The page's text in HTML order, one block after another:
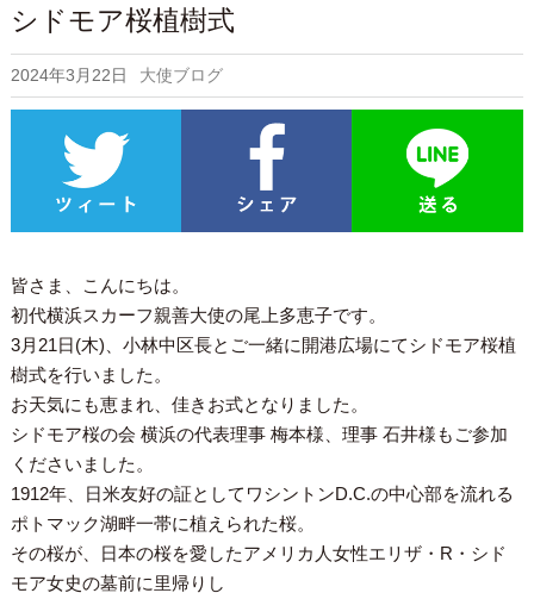
シドモア桜植樹式
2024年3月22日 大使ブログ
皆さま、こんにちは。
初代横浜スカーフ親善大使の尾上多恵子です。
3月21日(木)、小林中区長とご一緒に開港広場にてシドモア桜植
樹式を行いました。
お天気にも恵まれ、佳きお式となりました。
シドモア桜の会 横浜の代表理事 梅本様、理事 石井様もご参加
くださいました。
1912年、日米友好の証としてワシントンD.C.の中心部を流れる
ポトマック湖畔一帯に植えられた桜。
その桜が、日本の桜を愛したアメリカ人女性エリザ・R・シド
モア女史の墓前に里帰りし